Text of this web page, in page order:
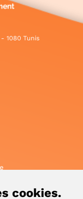
cookies.
1080 Tunis